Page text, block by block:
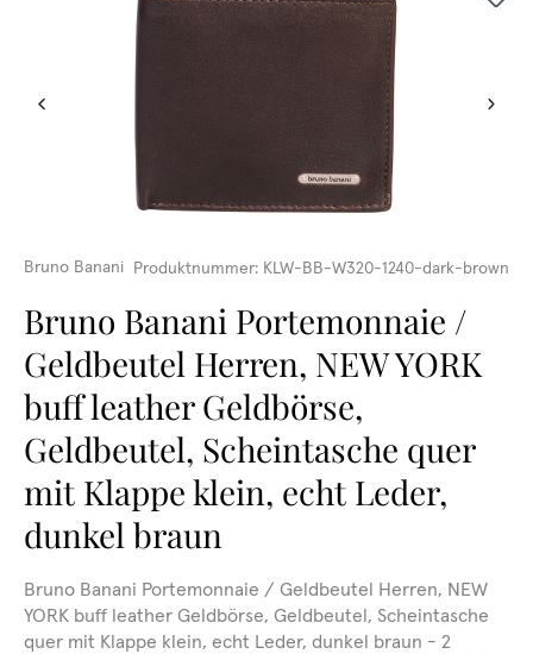
Bruno Banani Produktnummer: KLW-BB-W320-1240-dark-brown
Bruno Banani Portemonnaie /
Geldbeutel Herren, NEW YORK
buff leather Geldbörse,
Geldbeutel, Scheintasche quer
mit Klappe klein, echt Leder,
dunkel braun
Bruno Banani Portemonnaie / Geldbeutel Herren, NEW
YORK buff leather Geldbörse, Geldbeutel, Scheintasche
quer mit Klappe klein, echt Leder, dunkel braun - 2